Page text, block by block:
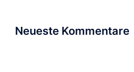
Neueste Kommentare